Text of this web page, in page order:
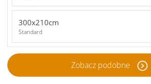
300x210cm
Standard
Zobacz podobne